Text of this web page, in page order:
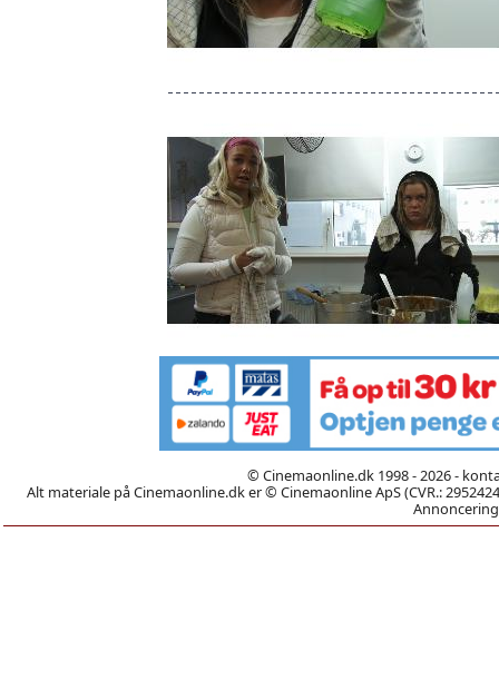
© Cinemaonline.dk 1998 - 2026 -
Alt materiale på Cinemaonline.dk er © Cinemaonline ApS (CVR.: